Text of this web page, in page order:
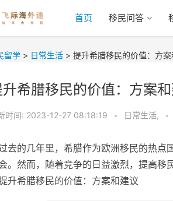
首页 移民问答
留学 > 日常生活 > 提升希腊移民的价值：方案
希腊移民的价值：方案
时间: 2023-12-27 08:18:19 • 日常生活, •
去的几年里，希腊作为欧洲移民的热点
。然而，随着竞争的日益激烈，提高移
升希腊移民的价值：方案和建议